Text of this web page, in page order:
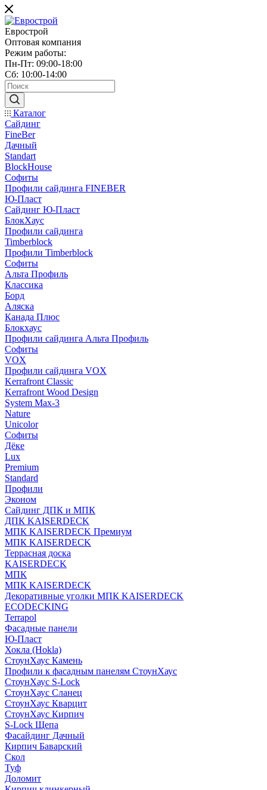
Еврострой
Оптовая компания
Режим работы:
Пн-Пт: 09:00-18:00
Сб: 10:00-14:00
Каталог
Сайдинг
FineBer
Дачный
Standart
BlockHouse
Софиты
Профили сайдинга FINEBER
Ю-Пласт
Сайдинг Ю-Пласт
БлокХаус
Профили сайдинга
Timberblock
Профили Timberblock
Софиты
Альта Профиль
Классика
Борд
Аляска
Канада Плюс
Блокхаус
Профили сайдинга Альта Профиль
Софиты
VOX
Профили сайдинга VOX
Kerrafront Classic
Kerrafront Wood Design
System Max-3
Nature
Unicolor
Софиты
Дёке
Lux
Premium
Standard
Профили
Эконом
Сайдинг ДПК и МПК
ДПК KAISERDECK
МПК KAISERDECK Премиум
МПК KAISERDECK
Террасная доска
KAISERDECK
МПК
МПК KAISERDECK
Декоративные уголки МПК KAISERDECK
ECODECKING
Terrapol
Фасадные панели
Ю-Пласт
Хокла (Hokla)
СтоунХаус Камень
Профили к фасадным панелям СтоунХаус
СтоунХаус S-Lock
СтоунХаус Сланец
СтоунХаус Кварцит
СтоунХаус Кирпич
S-Lock Щепа
Фасайдинг Дачный
Кирпич Баварский
Скол
Туф
Доломит